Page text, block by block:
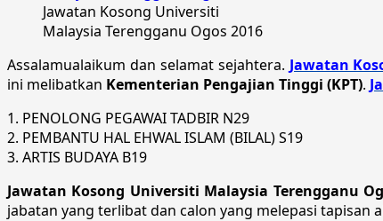
Jawatan Kosong Universiti
Malaysia Terengganu Ogos 2016
Assalamualaikum dan selamat sejahtera. Jawatan
ini melibatkan Kementerian Pengajian Tinggi (KPT).
1. PENOLONG PEGAWAI TADBIR N29
2. PEMBANTU HAL EHWAL ISLAM (BILAL) S19
3. ARTIS BUDAYA B19
Jawatan Kosong Universiti Malaysia Terengganu
jabatan yang terlibat dan calon yang melepasi